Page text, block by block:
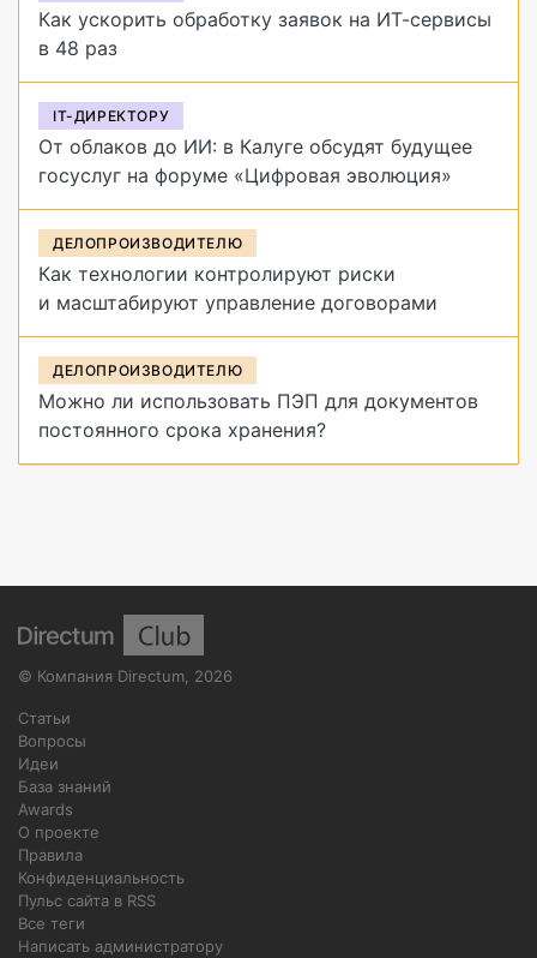
Как ускорить обработку заявок на ИТ-сервисы
в 48 раз
IT-ДИРЕКТОРУ
От облаков до ИИ: в Калуге обсудят будущее
госуслуг на форуме «Цифровая эволюция»
ДЕЛОПРОИЗВОДИТЕЛЮ
Как технологии контролируют риски
и масштабируют управление договорами
ДЕЛОПРОИЗВОДИТЕЛЮ
Можно ли использовать ПЭП для документов
постоянного срока хранения?
© Компания Directum 2026
Статьи
Вопросы
Идеи
База знаний
Awards
О проекте
Правила
Конфиденциальность
Пульс сайта в RSS
Все теги
Написать администратору